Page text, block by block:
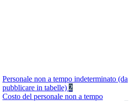
Personale non a tempo indeterminato (da
pubblicare in tabelle) 2
Costo del personale non a tempo